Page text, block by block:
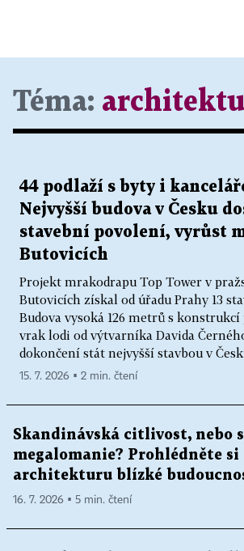
Téma:
44 podlaží s byty i
Nejvyšší budova v Česku
stavební povolení, vyrůst
Butovicích
Projekt mrakodrapu Top Tower v
Butovicích získal od úřadu Prahy 13
Budova vysoká 126 metrů s
vrak lodi od výtvarníka Davida
dokončení stát nejvyšší stavbou v
15. 7. 2026 ▪ 2 min. čtení
Skandinávská citlivost, nebo
megalomanie? Prohlédněte
architekturu blízké
16. 7. 2026 ▪ 5 min. čtení